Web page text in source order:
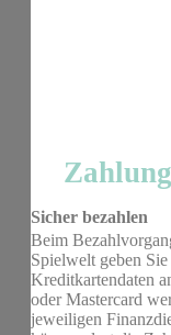
Sicher bezahlen
Beim
Spielwelt geben
Kreditkartendaten
oder Mastercard
jeweiligen